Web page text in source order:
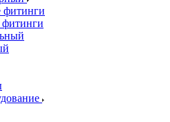
фитинги